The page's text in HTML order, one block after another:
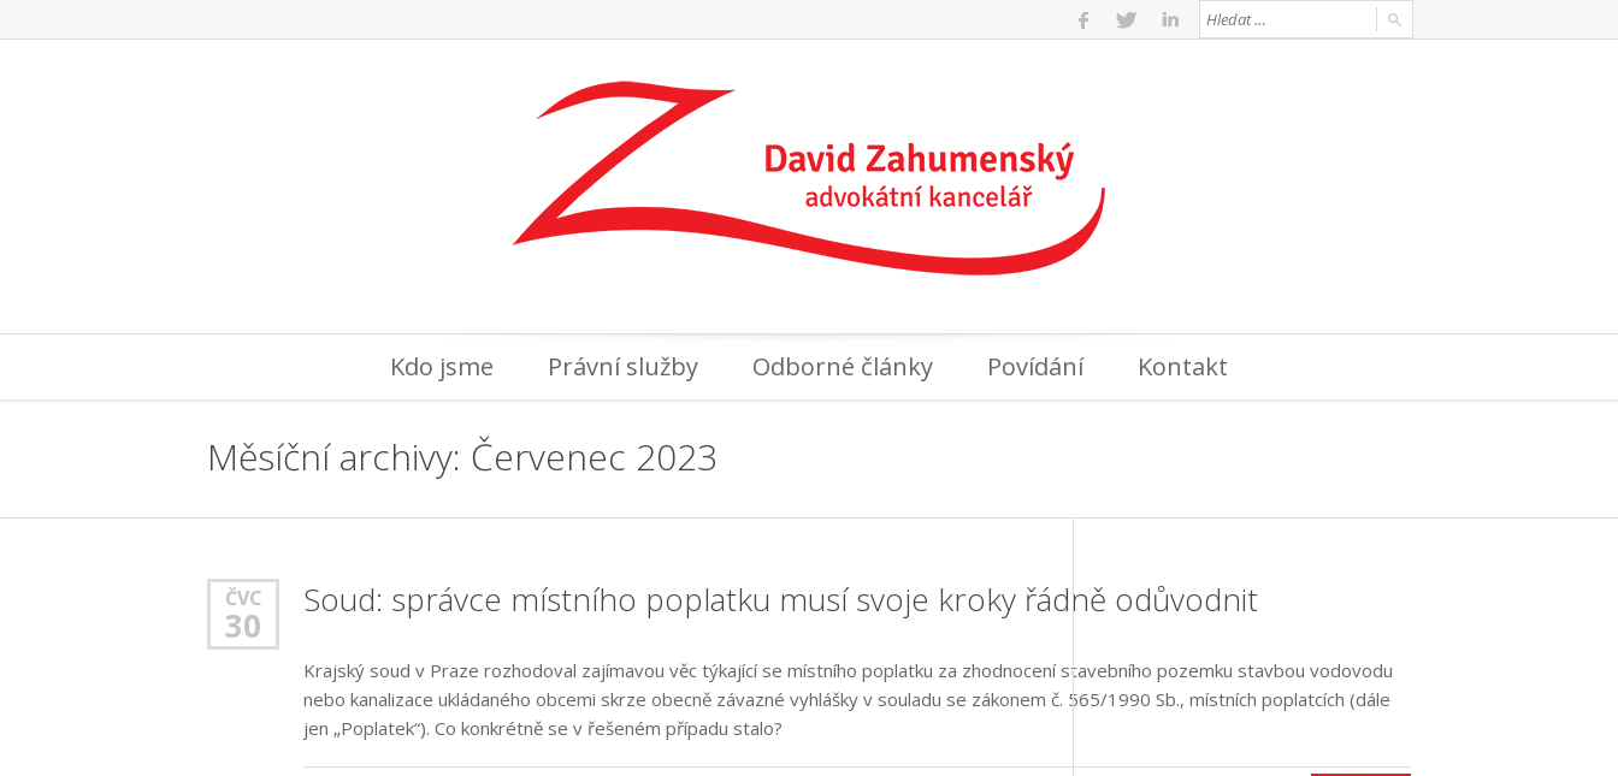
Kdo jsme Právní služby Odborné články Povídání Kontakt
Měsíční archivy: Červenec 2023
ČVC
30
Soud: správce místního poplatku musí svoje kroky řádně odůvodnit
Krajský soud v Praze rozhodoval zajímavou věc týkající se místního poplatku za zhodnocení stavebního pozemku stavbou vodovodu
nebo kanalizace ukládaného obcemi skrze obecně závazné vyhlášky v souladu se zákonem č. 565/1990 Sb., místních poplatcích (dále
jen „Poplatek“). Co konkrétně se v řešeném případu stalo?